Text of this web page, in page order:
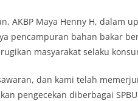
AKBP Maya Henny H, dalam
pencampuran bahan bakar
masyarakat selaku
dan kami telah
pengecekan diberbagai